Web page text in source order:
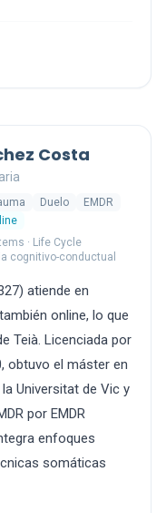
Costa
Duelo
EMDR
· Life Cycle
cognitivo-conductual
atiende en
online, lo que
Teià. Licenciada por
obtuvo el máster en
Universitat de Vic y
por EMDR
enfoques
somáticas